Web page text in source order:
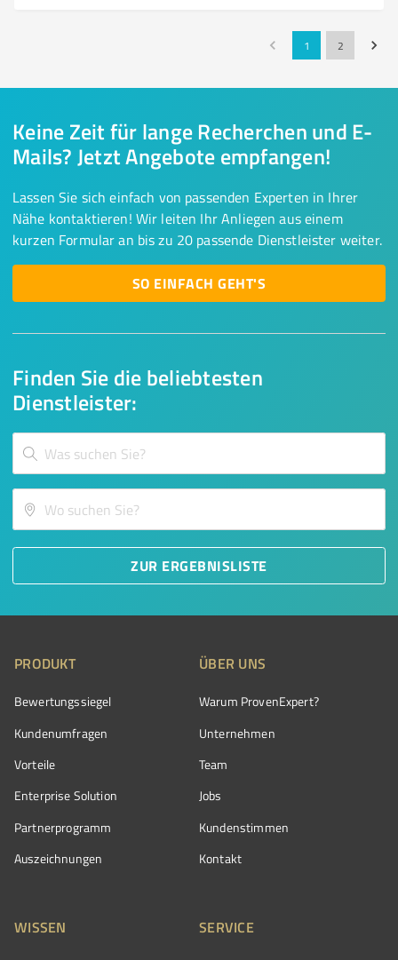
1 2
Finden Sie die beliebtesten
Dienstleister:
ZUR ERGEBNISLISTE
Keine Zeit für lange Recherchen und E-
Mails? Jetzt Angebote empfangen!
Lassen Sie sich einfach von passenden Experten in Ihrer
Nähe kontaktieren! Wir leiten Ihr Anliegen aus einem
kurzen Formular an bis zu 20 passende Dienstleister weiter.
SO EINFACH GEHT'S
PRODUKT
Bewertungssiegel
Kundenumfragen
Vorteile
Enterprise Solution
Partnerprogramm
Auszeichnungen
ÜBER UNS
Warum ProvenExpert?
Unternehmen
Team
Jobs
Kundenstimmen
Kontakt
WISSEN SERVICE